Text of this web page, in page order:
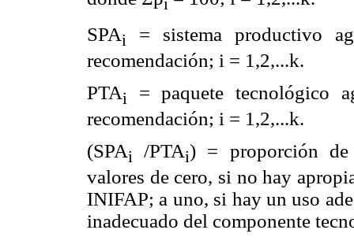
i
SPAi
= sistema productivo
recomendación; i = 1,2,...k.
PTAi
= paquete tecnológico
recomendación; i = 1,2,...k.
(SPAi /PTAi) = proporción de
valores de cero, si no hay
INIFAP; a uno, si hay un uso
inadecuado del componente